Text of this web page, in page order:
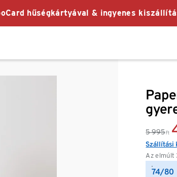
hűségkártyával & ingyenes
5 995 Ft
Az elmúlt
Szállítási
74/80